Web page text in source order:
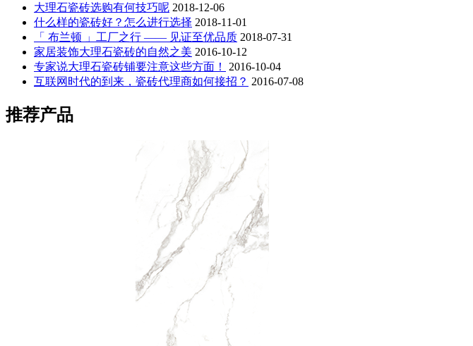
大理石瓷砖选购有何技巧呢 2018-12-06
什么样的瓷砖好？怎么进行选择 2018-11-01
「 布兰顿 」工厂之行 —— 见证至优品质 2018-07-31
家居装饰大理石瓷砖的自然之美 2016-10-12
专家说大理石瓷砖铺要注意这些方面！
2016-10-04
互联网时代的到来，瓷砖代理商如何接招？ 2016-07-08
推荐产品